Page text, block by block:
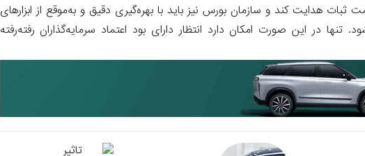
هدایت کند و سازمان بورس نیز باید با بهره‌گیری دقیق و به‌موقع از ابزارهای
در این صورت امکان دارد انتظار دارای بود اعتماد سرمایه‌گذاران رفته‌رفته